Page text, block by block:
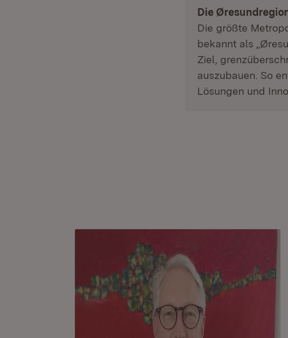
Die
Die größte
bekannt als
Ziel,
auszubauen. So
Lösungen und